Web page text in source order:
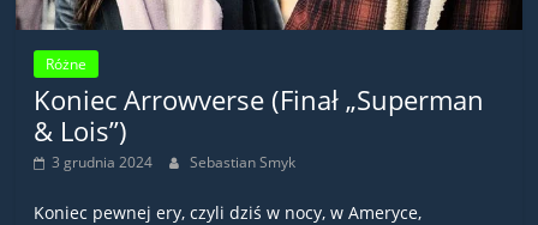
Różne
Koniec Arrowverse (Finał „Superman
& Lois”)
3 grudnia 2024 Sebastian Smyk
Koniec pewnej ery, czyli dziś w nocy, w Ameryce,